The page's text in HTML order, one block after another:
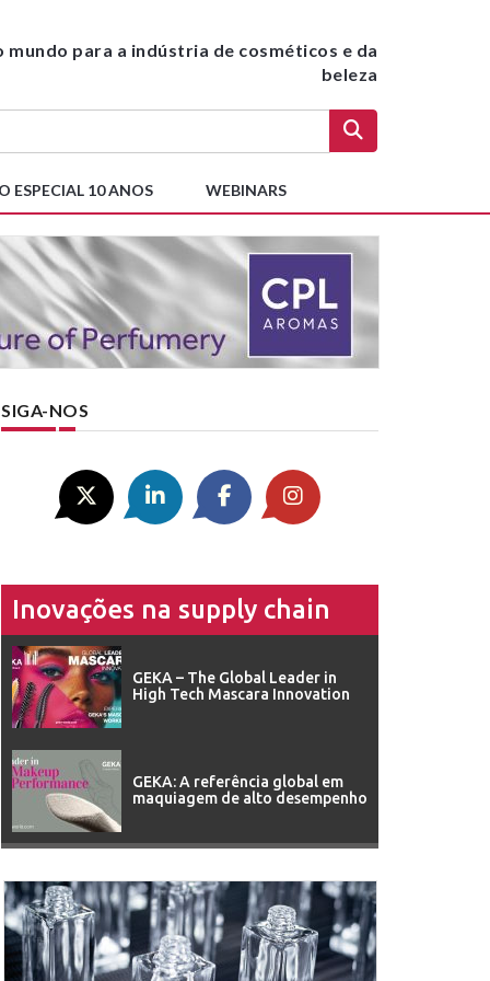
mundo para a indústria de cosméticos e da
beleza
ESPECIAL 10 ANOS WEBINARS
SIGA-NOS
Inovações na supply chain
GEKA – The Global Leader in
High Tech Mascara Innovation
GEKA: A referência global em
maquiagem de alto desempenho